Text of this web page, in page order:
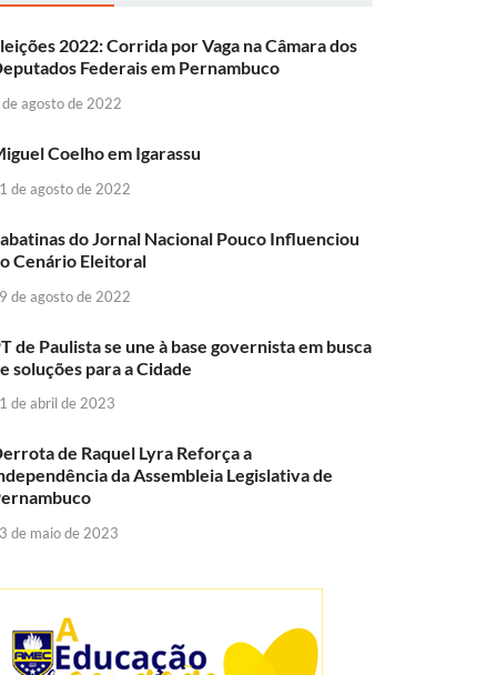
2022: Corrida por Vaga na Câmara dos
Federais em Pernambuco
agosto de 2022
Coelho em Igarassu
de agosto de 2022
do Jornal Nacional Pouco Influenciou
Cenário Eleitoral
de agosto de 2022
de Paulista se une à base governista em busca
soluções para a Cidade
de abril de 2023
de Raquel Lyra Reforça a
da Assembleia Legislativa de
de maio de 2023